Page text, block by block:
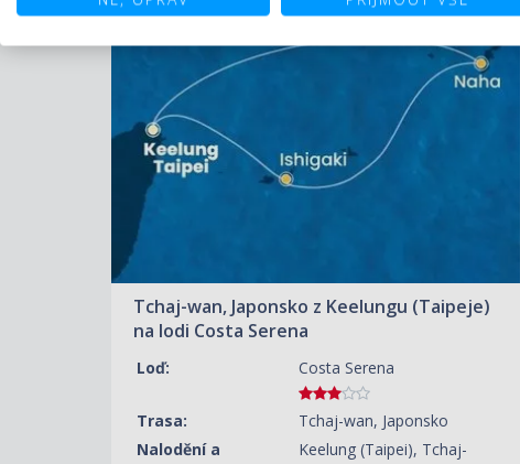
Tchaj-wan, Japonsko z Keelungu (Taipeje)
na lodi Costa Serena
Loď: Costa Serena
Trasa:
Tchaj-wan, Japonsko
Nalodění a
Keelung (Taipei), Tchaj-
ZOBRAZIT DETAIL
19.08.2026 – 23.08.2026
16 670 KČ/OS.